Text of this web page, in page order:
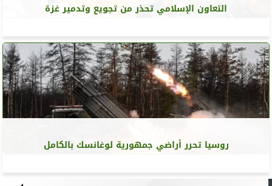
التعاون الإسلامي تحذر من تجويع وتدمير غزة
روسيا تحرر أراضي جمهورية لوغانسك بالكامل